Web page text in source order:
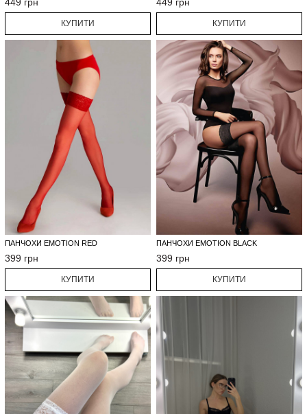
КУПИТИ КУПИТИ
ПАНЧОХИ EMOTION RED
399 грн
КУПИТИ
ПАНЧОХИ EMOTION BLACK
399 грн
КУПИТИ